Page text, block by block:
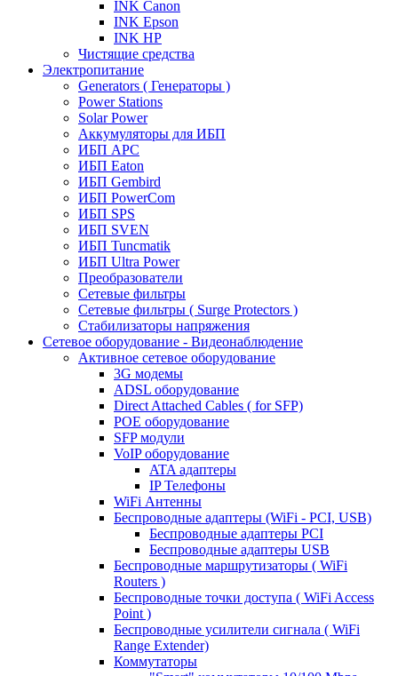
INK Canon
INK Epson
INK HP
Чистящие средства
Электропитание
Generators ( Генераторы )
Power Stations
Solar Power
Аккумуляторы для ИБП
ИБП APC
ИБП Eaton
ИБП Gembird
ИБП PowerCom
ИБП SPS
ИБП SVEN
ИБП Tuncmatik
ИБП Ultra Power
Преобразователи
Сетевые фильтры
Сетевые фильтры ( Surge Protectors )
Стабилизаторы напряжения
Сетевое оборудование - Видеонаблюдение
Активное сетевое оборудование
3G модемы
ADSL оборудование
Direct Attached Cables ( for SFP)
POE оборудование
SFP модули
VoIP оборудование
ATA адаптеры
IP Телефоны
WiFi Антенны
Беспроводные адаптеры (WiFi - PCI, USB)
Беспроводные адаптеры PCI
Беспроводные адаптеры USB
Беспроводные маршрутизаторы ( WiFi
Routers )
Беспроводные точки доступа ( WiFi Access
Point )
Беспроводные усилители сигнала ( WiFi
Range Extender)
Коммутаторы